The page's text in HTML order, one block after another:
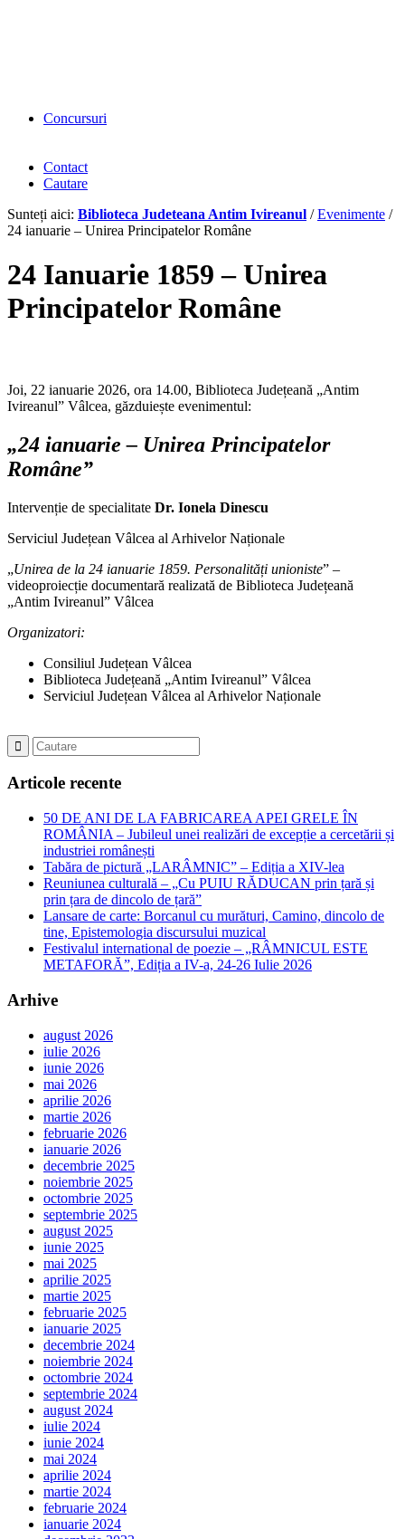
Concursuri
Contact
Cautare
Sunteți aici: Biblioteca Judeteana Antim Ivireanul / Evenimente /
24 ianuarie – Unirea Principatelor Române
24 Ianuarie 1859 – Unirea
Principatelor Române
Joi, 22 ianuarie 2026, ora 14.00, Biblioteca Județeană „Antim
Ivireanul” Vâlcea, găzduiește evenimentul:
„24 ianuarie – Unirea Principatelor
Române”
Intervenție de specialitate Dr. Ionela Dinescu
Serviciul Județean Vâlcea al Arhivelor Naționale
„Unirea de la 24 ianuarie 1859. Personalități unioniste” –
videoproiecție documentară realizată de Biblioteca Județeană
„Antim Ivireanul” Vâlcea
Organizatori:
Consiliul Județean Vâlcea
Biblioteca Județeană „Antim Ivireanul” Vâlcea
Serviciul Județean Vâlcea al Arhivelor Naționale
Articole recente
50 DE ANI DE LA FABRICAREA APEI GRELE ÎN
ROMÂNIA – Jubileul unei realizări de excepție a cercetării și
industriei românești
Tabăra de pictură „LARÂMNIC” – Ediția a XIV-lea
Reuniunea culturală – „Cu PUIU RĂDUCAN prin țară și
prin țara de dincolo de țară”
Lansare de carte: Borcanul cu murături, Camino, dincolo de
tine, Epistemologia discursului muzical
Festivalul international de poezie – „RÂMNICUL ESTE
METAFORĂ”, Ediția a IV-a, 24-26 Iulie 2026
Arhive
august 2026
iulie 2026
iunie 2026
mai 2026
aprilie 2026
martie 2026
februarie 2026
ianuarie 2026
decembrie 2025
noiembrie 2025
octombrie 2025
septembrie 2025
august 2025
iunie 2025
mai 2025
aprilie 2025
martie 2025
februarie 2025
ianuarie 2025
decembrie 2024
noiembrie 2024
octombrie 2024
septembrie 2024
august 2024
iulie 2024
iunie 2024
mai 2024
aprilie 2024
martie 2024
februarie 2024
ianuarie 2024